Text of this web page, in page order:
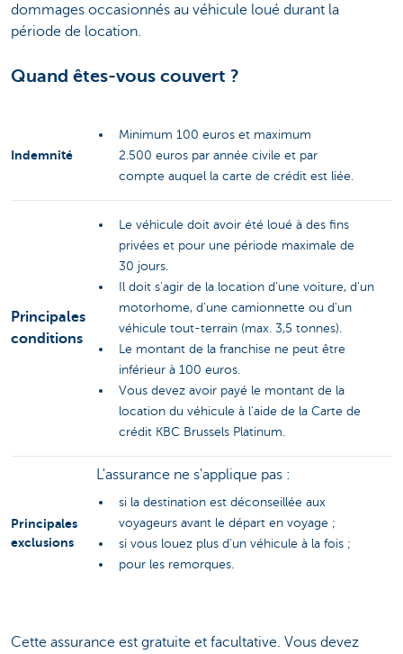
dommages occasionnés au véhicule loué durant la
période de location.
Quand êtes-vous couvert ?
Indemnité
Minimum 100 euros et maximum
2.500 euros par année civile et par
compte auquel la carte de crédit est liée.
Principales
conditions
Le véhicule doit avoir été loué à des fins
privées et pour une période maximale de
30 jours.
Il doit s'agir de la location d'une voiture, d'un
motorhome, d'une camionnette ou d'un
véhicule tout-terrain (max. 3,5 tonnes).
Le montant de la franchise ne peut être
inférieur à 100 euros.
Vous devez avoir payé le montant de la
location du véhicule à l'aide de la Carte de
crédit KBC Brussels Platinum.
Principales
exclusions
L'assurance ne s'applique pas :
si la destination est déconseillée aux
voyageurs avant le départ en voyage ;
si vous louez plus d'un véhicule à la fois ;
pour les remorques.
Cette assurance est gratuite et facultative. Vous devez